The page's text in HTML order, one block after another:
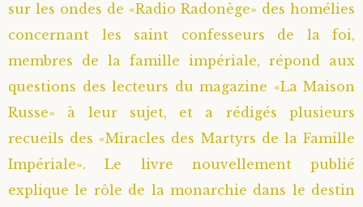
sur les ondes de «Radio Radonège» des homélies
concernant les saint confesseurs de la foi,
membres de la famille impériale, répond aux
questions des lecteurs du magazine «La Maison
Russe» à leur sujet, et a rédigés plusieurs
recueils des «Miracles des Martyrs de la Famille
Impériale». Le livre nouvellement publié
explique le rôle de la monarchie dans le destin